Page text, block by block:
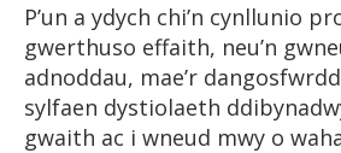
P’un a ydych chi’n cynllunio
gwerthuso effaith, neu’n
adnoddau, mae’r
sylfaen dystiolaeth
gwaith ac i wneud mwy o